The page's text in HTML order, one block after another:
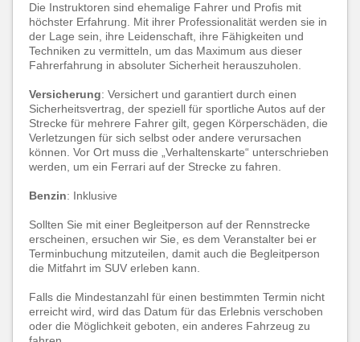
Die Instruktoren sind ehemalige Fahrer und Profis mit
höchster Erfahrung. Mit ihrer Professionalität werden sie in
der Lage sein, ihre Leidenschaft, ihre Fähigkeiten und
Techniken zu vermitteln, um das Maximum aus dieser
Fahrerfahrung in absoluter Sicherheit herauszuholen.
Versicherung: Versichert und garantiert durch einen
Sicherheitsvertrag, der speziell für sportliche Autos auf der
Strecke für mehrere Fahrer gilt, gegen Körperschäden, die
Verletzungen für sich selbst oder andere verursachen
können. Vor Ort muss die „Verhaltenskarte“ unterschrieben
werden, um ein Ferrari auf der Strecke zu fahren.
Benzin: Inklusive
Sollten Sie mit einer Begleitperson auf der Rennstrecke
erscheinen, ersuchen wir Sie, es dem Veranstalter bei er
Terminbuchung mitzuteilen, damit auch die Begleitperson
die Mitfahrt im SUV erleben kann.
Falls die Mindestanzahl für einen bestimmten Termin nicht
erreicht wird, wird das Datum für das Erlebnis verschoben
oder die Möglichkeit geboten, ein anderes Fahrzeug zu